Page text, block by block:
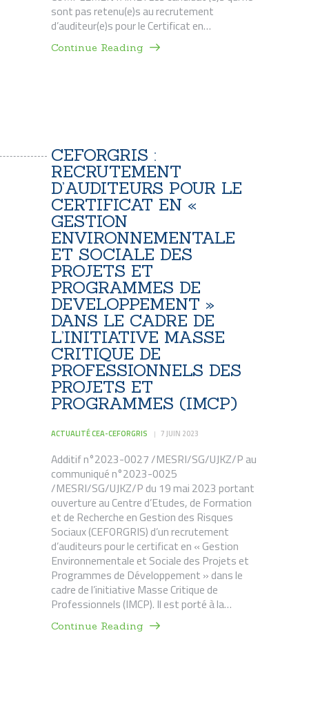
sont pas retenu(e)s au recrutement
d’auditeur(e)s pour le Certificat en…
Continue Reading
CEFORGRIS :
RECRUTEMENT
D’AUDITEURS POUR LE
CERTIFICAT EN «
GESTION
ENVIRONNEMENTALE
ET SOCIALE DES
PROJETS ET
PROGRAMMES DE
DEVELOPPEMENT »
DANS LE CADRE DE
L’INITIATIVE MASSE
CRITIQUE DE
PROFESSIONNELS DES
PROJETS ET
PROGRAMMES (IMCP)
ACTUALITÉ CEA-CEFORGRIS 7 JUIN 2023
Additif n°2023-0027 /MESRI/SG/UJKZ/P au
communiqué n°2023-0025
/MESRI/SG/UJKZ/P du 19 mai 2023 portant
ouverture au Centre d’Etudes, de Formation
et de Recherche en Gestion des Risques
Sociaux (CEFORGRIS) d’un recrutement
d’auditeurs pour le certificat en « Gestion
Environnementale et Sociale des Projets et
Programmes de Développement » dans le
cadre de l’initiative Masse Critique de
Professionnels (IMCP). Il est porté à la…
Continue Reading